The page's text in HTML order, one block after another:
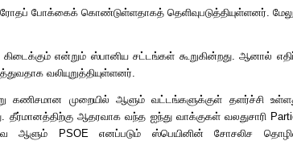
போக்கைக் கொண்டுள்ளதாகத் தெளிவுபடுத்தியுள்ளனர்.
என்றும் ஸ்பானிய சட்டங்கள் கூறுகின்றது.ஆனால்
வலியுறுத்தியுள்ளனர்.
கணிசமான முறையில் ஆளும் வட்டங்களுக்குள் தளர்ச்சி
. தீர்மானத்திற்கு ஆதரவாக வந்த ஐந்து வாக்குகள் வலதுசாரி
ஆளும் PSOE எனப்படும் ஸ்பெயினின் சோசலிச